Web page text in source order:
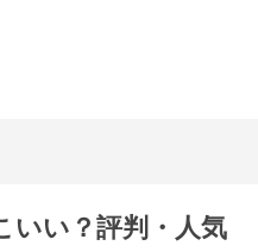
いい？評判・人気